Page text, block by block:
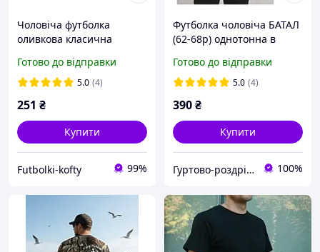
Чоловіча футболка
оливкова класична
Loom 2XL, 54
Готово до відправки
5.0 (4)
251 ₴
Купити
Futbolki-kofty 99%
Футболка чоловіча БАТАЛ
(62-68p) однотонна в
Готово до відправки
5.0 (4)
390₴
Купити
Гуртово-роздрібний магазин KAOshop 100%